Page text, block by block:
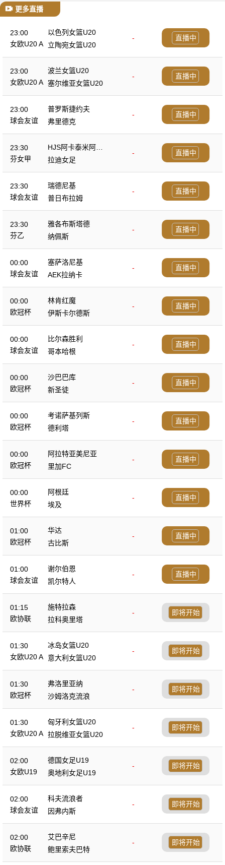
更多直播
23:00
女欧U20 A
以色列女篮U20
-
立陶宛女篮U20
直播中
23:00
女欧U20 A
波兰女篮U20
-
塞尔维亚女篮U20
直播中
23:00
球会友谊
普罗斯捷约夫
-
弗里德克
直播中
23:30
芬女甲
HJS阿卡泰米阿女
足
-
拉迪女足
直播中
23:30
球会友谊
瑞德尼基
-
普日布拉姆
直播中
23:30
芬乙
雅各布斯塔德
-
纳佩斯
直播中
00:00
球会友谊
塞萨洛尼基
-
AEK拉纳卡
直播中
00:00
欧冠杯
林肯红魔
-
伊斯卡尔德斯
直播中
00:00
球会友谊
比尔森胜利
-
哥本哈根
直播中
00:00
欧冠杯
沙巴巴库
-
新圣徒
直播中
00:00
欧冠杯
考诺萨基列斯
-
德利塔
直播中
00:00
欧冠杯
阿拉特亚美尼亚
-
里加FC
直播中
00:00
世界杯
阿根廷
-
埃及
直播中
01:00
欧冠杯
华达
-
古比斯
直播中
01:00
球会友谊
谢尔伯恩
-
凯尔特人
直播中
01:15
欧协联
施特拉森
-
拉科奥里塔
即将开始
01:30
女欧U20 A
冰岛女篮U20
-
意大利女篮U20
即将开始
01:30
欧冠杯
弗洛里亚纳
-
沙姆洛克流浪
即将开始
01:30
女欧U20 A
匈牙利女篮U20
-
拉脱维亚女篮U20
即将开始
02:00
女欧U19
德国女足U19
-
奥地利女足U19
即将开始
02:00
球会友谊
科夫流浪者
-
因弗内斯
即将开始
02:00
欧协联
艾巴辛尼
-
鲍里索夫巴特
即将开始